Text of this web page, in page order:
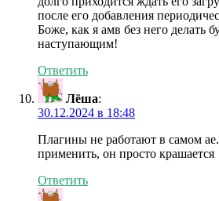
после его добавления
Боже, как я амв без него делать
наступающим!
Ответить
Лёша:
30.12.2024 в 18:48
Плагины не работают в самом
применить, он просто крашается
Ответить